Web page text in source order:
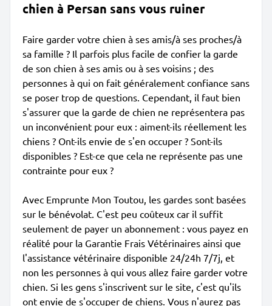
chien à Persan sans vous ruiner
Faire garder votre chien à ses amis/à ses proches/à
sa famille ? Il parfois plus facile de confier la garde
de son chien à ses amis ou à ses voisins ; des
personnes à qui on fait généralement confiance sans
se poser trop de questions. Cependant, il faut bien
s'assurer que la garde de chien ne représentera pas
un inconvénient pour eux : aiment-ils réellement les
chiens ? Ont-ils envie de s'en occuper ? Sont-ils
disponibles ? Est-ce que cela ne représente pas une
contrainte pour eux ?
Avec Emprunte Mon Toutou, les gardes sont basées
sur le bénévolat. C'est peu coûteux car il suffit
seulement de payer un abonnement : vous payez en
réalité pour la Garantie Frais Vétérinaires ainsi que
l'assistance vétérinaire disponible 24/24h 7/7j, et
non les personnes à qui vous allez faire garder votre
chien. Si les gens s'inscrivent sur le site, c'est qu'ils
ont envie de s'occuper de chiens. Vous n'aurez pas